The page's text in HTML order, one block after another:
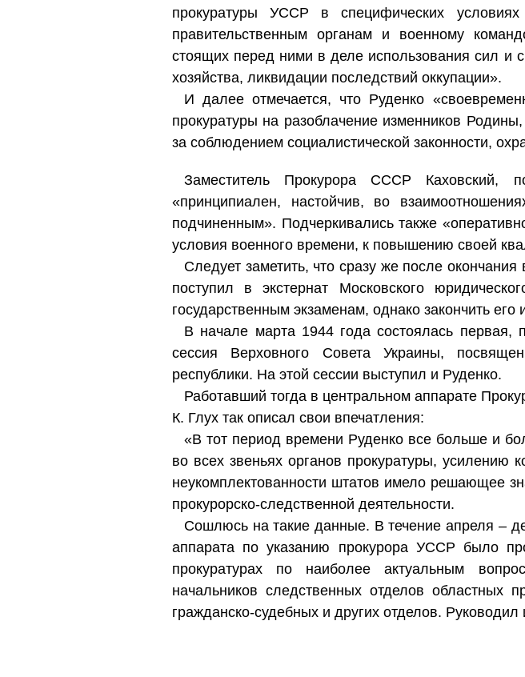
прокуратуры УССР в специфических условиях
правительственным органам и военному
стоящих перед ними в деле использования сил и
хозяйства, ликвидации последствий оккупации».
И далее отмечается, что Руденко
прокуратуры на разоблачение изменников
за соблюдением социалистической законности,
Заместитель Прокурора СССР Каховский,
«принципиален, настойчив, во
подчиненным». Подчеркивались также
условия военного времени, к повышению своей
Следует заметить, что сразу же после
поступил в экстернат Московского
государственным экзаменам, однако закончить
В начале марта 1944 года состоялась первая,
сессия Верховного Совета Украины,
республики. На этой сессии выступил и Руденко.
Работавший тогда в центральном аппарате
К. Глух так описал свои впечатления:
«В тот период времени Руденко все больше и
во всех звеньях органов прокуратуры, усилению
неукомплектованности штатов имело решающее
прокурорско-следственной деятельности.
Сошлюсь на такие данные. В течение апреля –
аппарата по указанию прокурора УССР было
прокуратурах по наиболее актуальным
начальников следственных отделов областных
гражданско-судебных и других отделов.